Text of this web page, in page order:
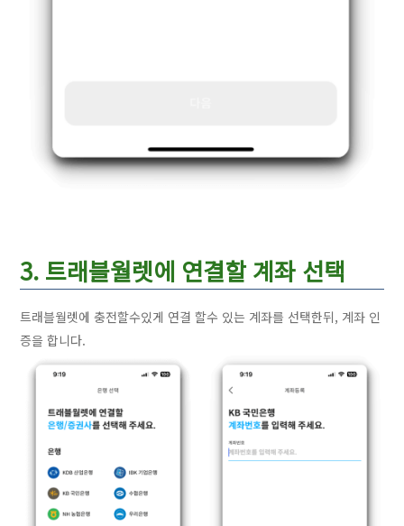
3. 트래블월렛에 연결할 계좌 선택
트래블월렛에 충전할수있게 연결 할수 있는 계좌를 선택한뒤, 계좌 인
증을 합니다.